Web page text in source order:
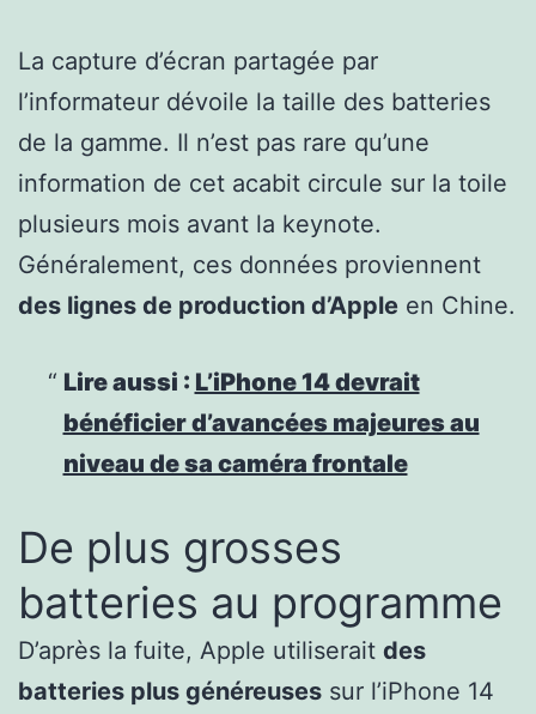
La capture d’écran partagée par
l’informateur dévoile la taille des batteries
de la gamme. Il n’est pas rare qu’une
information de cet acabit circule sur la toile
plusieurs mois avant la keynote.
Généralement, ces données proviennent
des lignes de production d’Apple en Chine.
Lire aussi : L’iPhone 14 devrait
bénéficier d’avancées majeures au
niveau de sa caméra frontale
De plus grosses
batteries au programme
D’après la fuite, Apple utiliserait des
batteries plus généreuses sur l’iPhone 14